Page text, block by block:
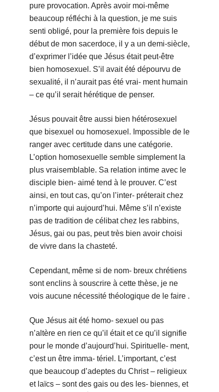
pure provocation. Après avoir moi-même
beaucoup réfléchi à la question, je me suis
senti obligé, pour la première fois depuis le
début de mon sacerdoce, il y a un demi-siècle,
d’exprimer l’idée que Jésus était peut-être
bien homosexuel. S’il avait été dépourvu de
sexualité, il n’aurait pas été vrai- ment humain
– ce qu’il serait hérétique de penser.
Jésus pouvait être aussi bien hétérosexuel
que bisexuel ou homosexuel. Impossible de le
ranger avec certitude dans une catégorie.
L’option homosexuelle semble simplement la
plus vraisemblable. Sa relation intime avec le
disciple bien- aimé tend à le prouver. C’est
ainsi, en tout cas, qu’on l’inter- préterait chez
n’importe qui aujourd’hui. Même s’il n’existe
pas de tradition de célibat chez les rabbins,
Jésus, gai ou pas, peut très bien avoir choisi
de vivre dans la chasteté.
Cependant, même si de nom- breux chrétiens
sont enclins à souscrire à cette thèse, je ne
vois aucune nécessité théologique de le faire .
Que Jésus ait été homo- sexuel ou pas
n’altère en rien ce qu’il était et ce qu’il signifie
pour le monde d’aujourd’hui. Spirituelle- ment,
c’est un être imma- tériel. L’important, c’est
que beaucoup d’adeptes du Christ – religieux
et laïcs – sont des gais ou des les- biennes, et